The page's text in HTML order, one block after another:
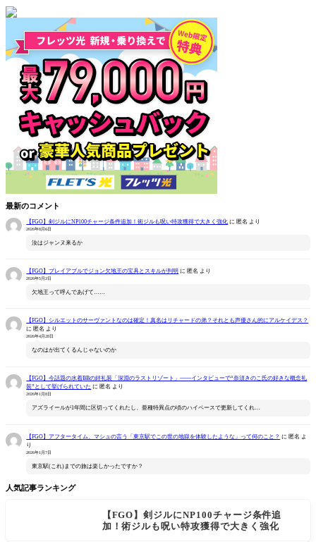
最新のコメント
【FGO】剣ジルにNP100チャージ条件追加！術ジルも呪い特攻獲得で大きく強化 に 匿名 より
2026年8月6日
汝はジャンヌ来るか
【FGO】プレイアブルでジョン欠地王の宝具とスキルが判明 に 匿名 より
2026年5月2日
欠地王って呼んであげて……
【FGO】シルエットのサーヴァントなのは確定！真名はリチャードの弟？それとも声優さん的にアルケイデス？
に 匿名 より
2026年4月28日
なのはが出てくるんじゃないのか
【FGO】今話題の水着BBの絆礼装「深淵のラストリゾート」――インタビューで“奈須きのこ氏の好きな概念礼
装”として挙げられていた に 匿名 より
2026年1月8日
アズライールが1年間に区切ってくれたし、亜種特異点の頃のハイペースで更新してくれ…
【FGO】アフタータイム、マシュの言う「東京駅でこの世の地獄を体験したような」って何のこと？ に 匿名 よ
り
2026年1月7日
東京駅(これ)までの旅は楽しかったですか？
人気記事ランキング
【FGO】剣ジルにNP100チャージ条件追
加！術ジルも呪い特攻獲得で大きく強化